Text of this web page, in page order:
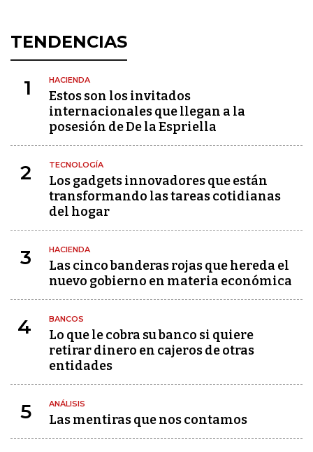
TENDENCIAS
1 HACIENDA
Estos son los invitados
internacionales que llegan a la
posesión de De la Espriella
2 TECNOLOGÍA
Los gadgets innovadores que están
transformando las tareas cotidianas
del hogar
3 HACIENDA
Las cinco banderas rojas que hereda el
nuevo gobierno en materia económica
4 BANCOS
Lo que le cobra su banco si quiere
retirar dinero en cajeros de otras
entidades
5 ANÁLISIS
Las mentiras que nos contamos